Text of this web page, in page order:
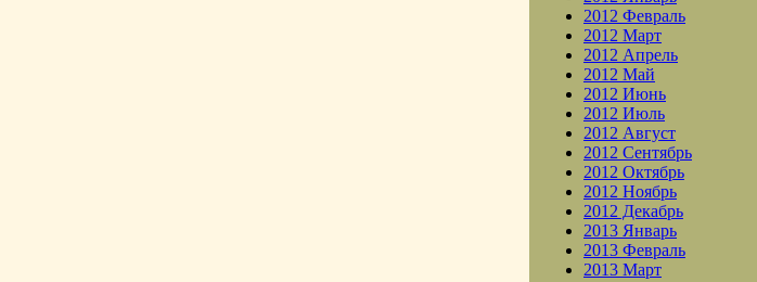
2012 Февраль
2012 Март
2012 Апрель
2012 Май
2012 Июнь
2012 Июль
2012 Август
2012 Сентябрь
2012 Октябрь
2012 Ноябрь
2012 Декабрь
2013 Январь
2013 Февраль
2013 Март